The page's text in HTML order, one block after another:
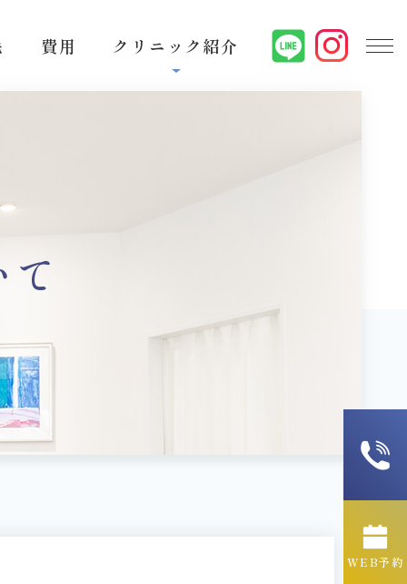
費用 クリニック紹介
WEB予約